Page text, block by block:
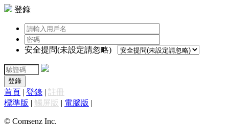
登錄
安全提問(未設定請忽略)
登錄
首頁 | 登錄 | 註冊
標準版 | 觸屏版 | 電腦版 |
© Comsenz Inc.